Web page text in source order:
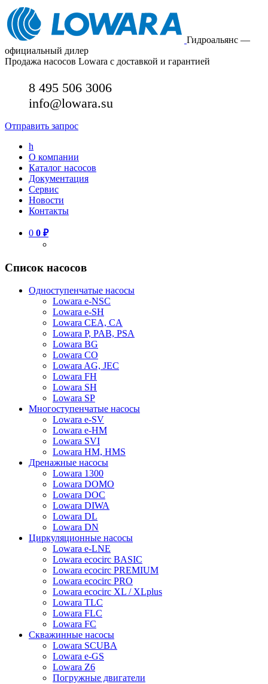
Гидроальянс —
официальный дилер
Продажа насосов Lowara с доставкой и гарантией
8 495 506 3006
info@lowara.su
Отправить запрос
h
О компании
Каталог насосов
Документация
Сервис
Новости
Контакты
0 0 ₽
Список насосов
Одноступенчатые насосы
Lowara e-NSC
Lowara e-SH
Lowara CEA, CA
Lowara P, PAB, PSA
Lowara BG
Lowara CO
Lowara AG, JEC
Lowara FH
Lowara SH
Lowara SP
Многоступенчатые насосы
Lowara e-SV
Lowara e-HM
Lowara SVI
Lowara HM, HMS
Дренажные насосы
Lowara 1300
Lowara DOMO
Lowara DOC
Lowara DIWA
Lowara DL
Lowara DN
Циркуляционные насосы
Lowara e-LNE
Lowara ecocirc BASIC
Lowara ecocirc PREMIUM
Lowara ecocirc PRO
Lowara ecocirc XL / XLplus
Lowara TLC
Lowara FLC
Lowara FC
Скважинные насосы
Lowara SCUBA
Lowara e-GS
Lowara Z6
Погружные двигатели